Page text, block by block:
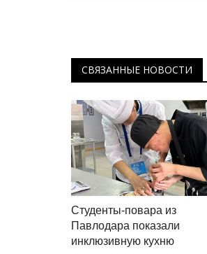
СВЯЗАННЫЕ НОВОСТИ
Студенты-повара из
Павлодара показали
инклюзивную кухню